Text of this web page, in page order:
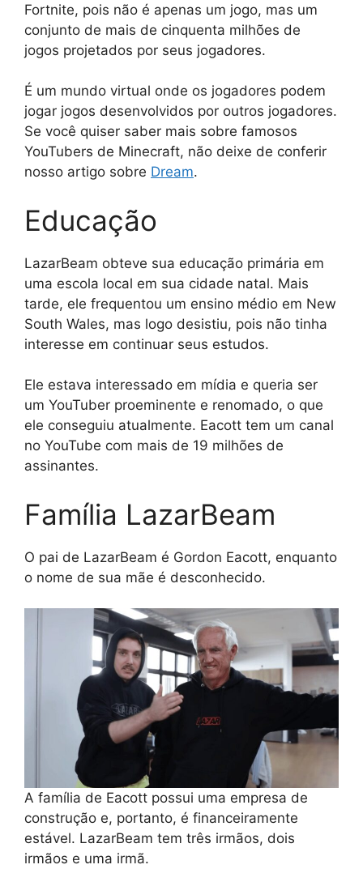
Fortnite, pois não é apenas um jogo, mas um
conjunto de mais de cinquenta milhões de
jogos projetados por seus jogadores.
É um mundo virtual onde os jogadores podem
jogar jogos desenvolvidos por outros jogadores.
Se você quiser saber mais sobre famosos
YouTubers de Minecraft, não deixe de conferir
nosso artigo sobre Dream.
Educação
LazarBeam obteve sua educação primária em
uma escola local em sua cidade natal. Mais
tarde, ele frequentou um ensino médio em New
South Wales, mas logo desistiu, pois não tinha
interesse em continuar seus estudos.
Ele estava interessado em mídia e queria ser
um YouTuber proeminente e renomado, o que
ele conseguiu atualmente. Eacott tem um canal
no YouTube com mais de 19 milhões de
assinantes.
Família LazarBeam
O pai de LazarBeam é Gordon Eacott, enquanto
o nome de sua mãe é desconhecido.
A família de Eacott possui uma empresa de
construção e, portanto, é financeiramente
estável. LazarBeam tem três irmãos, dois
irmãos e uma irmã.